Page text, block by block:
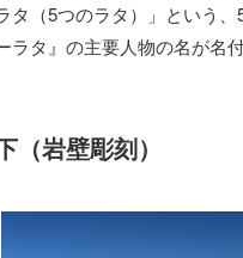
タ（5つのラタ）」という
ラタ』の主要人物の名が名
（岩壁彫刻）